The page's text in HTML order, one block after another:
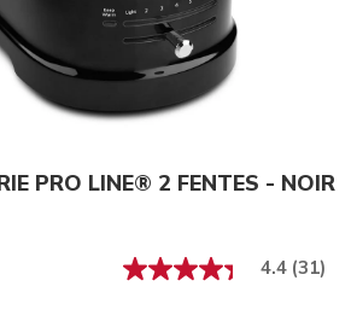
PRO LINE® 2 FENTES - NOIR
4.4 (31)